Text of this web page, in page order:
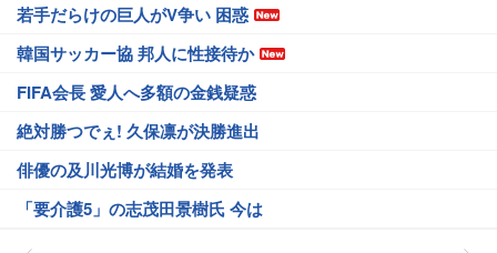
若手だらけの巨人がV争い 困惑
韓国サッカー協 邦人に性接待か
FIFA会長 愛人へ多額の金銭疑惑
絶対勝つでぇ! 久保凛が決勝進出
俳優の及川光博が結婚を発表
「要介護5」の志茂田景樹氏 今は